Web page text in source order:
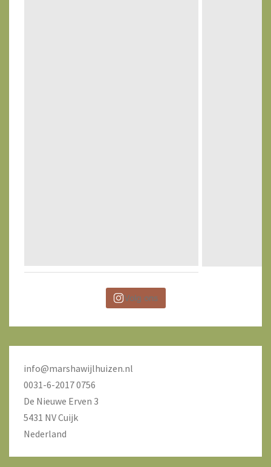
Volg ons
info@marshawijlhuizen.nl
0031-6-2017 0756
De Nieuwe Erven 3
5431 NV Cuijk
Nederland